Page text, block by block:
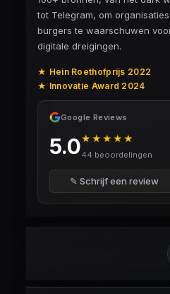
tot Telegram, om
burgers te waarschuwen
digitale dreigingen.
★ Hein Roethofprijs 2022
★ Innovatie Award 2024
Google Reviews
5.0★★★★★
44 beoordelingen
✎ Schrijf een review